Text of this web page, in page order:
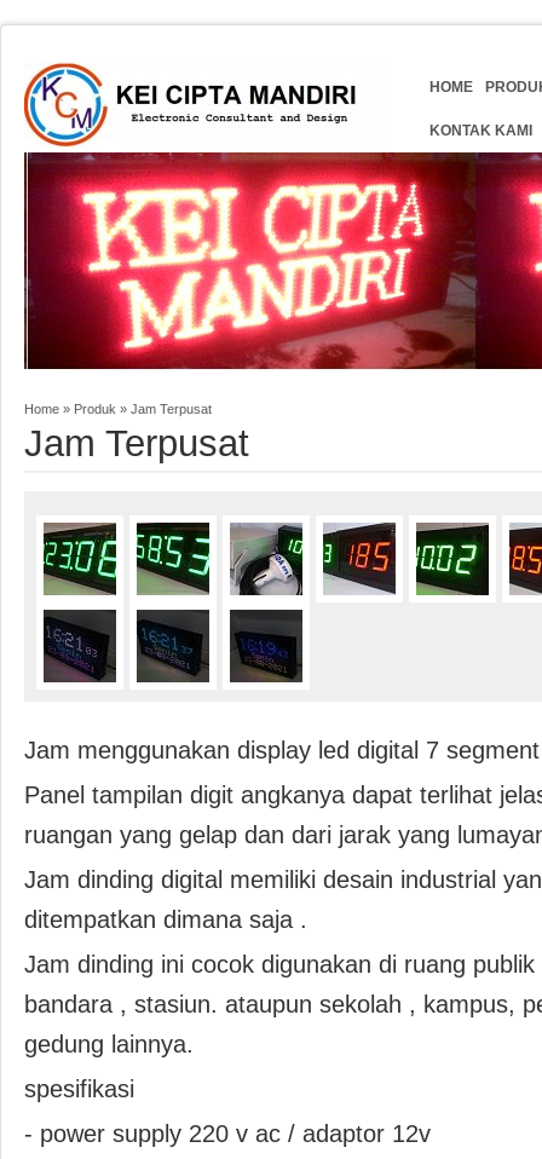
HOME
KONTAK KAMI
Home » Produk » Jam Terpusat
Jam Terpusat
Jam menggunakan display led digital 7 segment
Panel tampilan digit angkanya dapat terlihat
ruangan yang gelap dan dari jarak yang
Jam dinding digital memiliki desain industrial
ditempatkan dimana saja .
Jam dinding ini cocok digunakan di ruang
bandara , stasiun. ataupun sekolah , kampus,
gedung lainnya.
spesifikasi
- power supply 220 v ac / adaptor 12v